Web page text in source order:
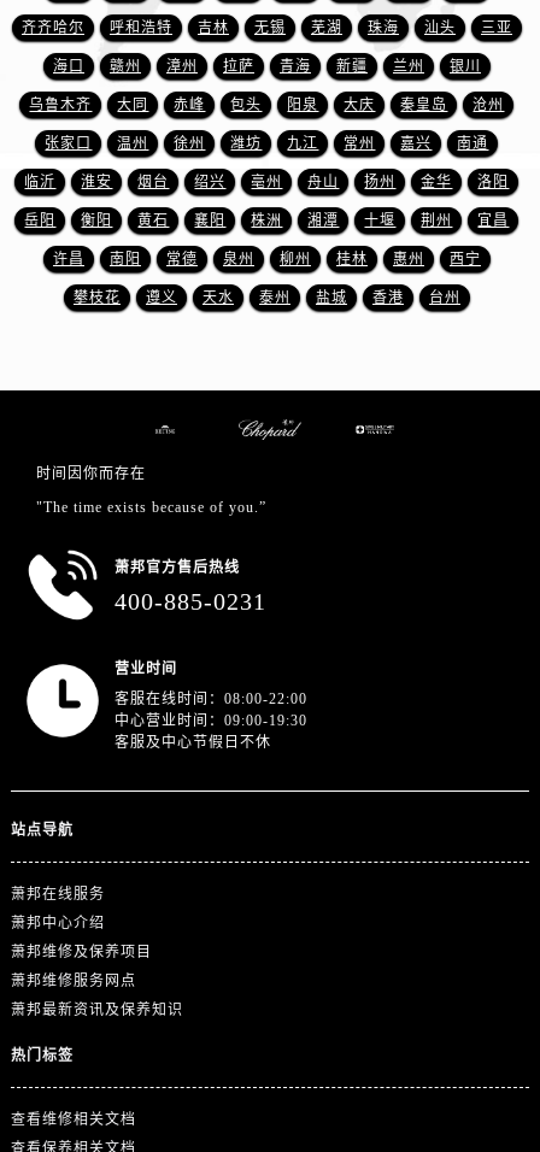
安徽省六安市金安区解放中路萧邦售后服务中心（需提前预约）
安徽省马鞍山市雨山区湖南西路萧邦售后服务中心（需提前预约）
安徽省宿州市埇桥区人民中路萧邦售后服务中心（需提前预约）
安徽省铜陵市铜官区石城大道萧邦售后服务中心（需提前预约）
安徽省芜湖市镜湖区中山路步行街萧邦售后服务中心（需提前预约）
安徽省宣城市宣州区叠嶂西路萧邦售后服务中心（需提前预约）
福建省龙岩市新罗区九一南路萧邦售后服务中心（需提前预约）
福建省南平市建阳区人民西路萧邦售后服务中心（需提前预约）
江西省赣州市章贡区文清路萧邦售后服务中心（需提前预约）
江西省鹰潭市月湖区胜利东路萧邦售后服务中心（需提前预约）
齐齐哈尔 呼和浩特 吉林 无锡 芜湖 珠海 汕头 三亚
海口 赣州 漳州 拉萨 青海 新疆 兰州 银川
乌鲁木齐 大同 赤峰 包头 阳泉 大庆 秦皇岛 沧州
张家口 温州 徐州 潍坊 九江 常州 嘉兴 南通
临沂 淮安 烟台 绍兴 亳州 舟山 扬州 金华 洛阳
岳阳 衡阳 黄石 襄阳 株洲 湘潭 十堰 荆州 宜昌
许昌 南阳 常德 泉州 柳州 桂林 惠州 西宁
攀枝花 遵义 天水 泰州 盐城 香港 台州
时间因你而存在
"The time exists because of you.”
萧邦官方售后热线
400-885-0231
营业时间
客服在线时间：08:00-22:00
中心营业时间：09:00-19:30
客服及中心节假日不休
站点导航
萧邦在线服务
萧邦中心介绍
萧邦维修及保养项目
萧邦维修服务网点
萧邦最新资讯及保养知识
热门标签
查看维修相关文档
查看保养相关文档